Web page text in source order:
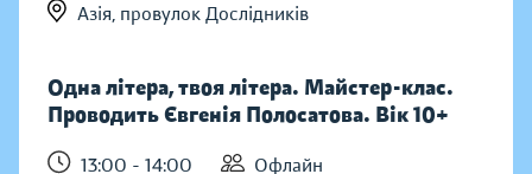
Азія, провулок Дослідників
Одна літера, твоя літера. Майстер-клас.
Проводить Євгенія Полосатова. Вік 10+
13:00 - 14:00
Офлайн